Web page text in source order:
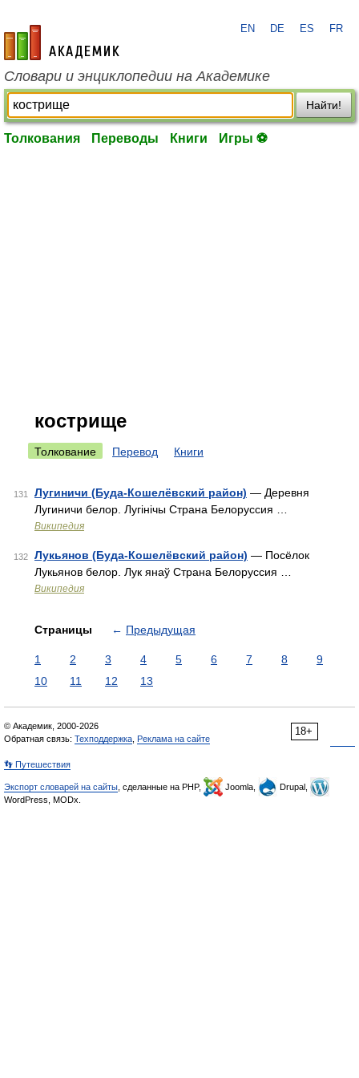
academic.ru
EN DE ES FR
Словари и энциклопедии на Академике
Найти!
Толкования Переводы Книги Игры ⚽
кострище
Толкование Перевод Книги
131 Лугиничи (Буда-Кошелёвский район) — Деревня
Лугиничи белор. Лугінічы Страна Белоруссия …
Википедия
132 Лукьянов (Буда-Кошелёвский район) — Посёлок
Лукьянов белор. Лук янаў Страна Белоруссия …
Википедия
Страницы ← Предыдущая
1 2 3 4 5 6 7 8
9
10
11 12 13
18+
© Академик, 2000-2026
Обратная связь: Техподдержка Реклама на сайте
👣 Путешествия
Экспорт словарей на сайты , сделанные на PHP, Joomla,
Drupal,
WordPress, MODx.